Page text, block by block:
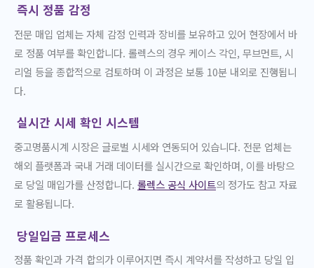
즉시 정품 감정
전문 매입 업체는 자체 감정 인력과 장비를 보유하고 있어 현장에서 바
로 정품 여부를 확인합니다. 롤렉스의 경우 케이스 각인, 무브먼트, 시
리얼 등을 종합적으로 검토하며 이 과정은 보통 10분 내외로 진행됩니
다.
실시간 시세 확인 시스템
중고명품시계 시장은 글로벌 시세와 연동되어 있습니다. 전문 업체는
해외 플랫폼과 국내 거래 데이터를 실시간으로 확인하며, 이를 바탕으
로 당일 매입가를 산정합니다. 롤렉스 공식 사이트의 정가도 참고 자료
로 활용됩니다.
당일입금 프로세스
정품 확인과 가격 합의가 이루어지면 즉시 계약서를 작성하고 당일 입